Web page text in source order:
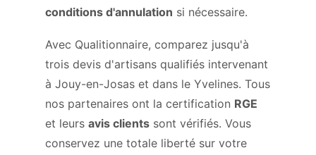
conditions d'annulation si nécessaire.
Avec Qualitionnaire, comparez jusqu'à
trois devis d'artisans qualifiés intervenant
à Jouy-en-Josas et dans le Yvelines. Tous
nos partenaires ont la certification RGE
et leurs avis clients sont vérifiés. Vous
conservez une totale liberté sur votre